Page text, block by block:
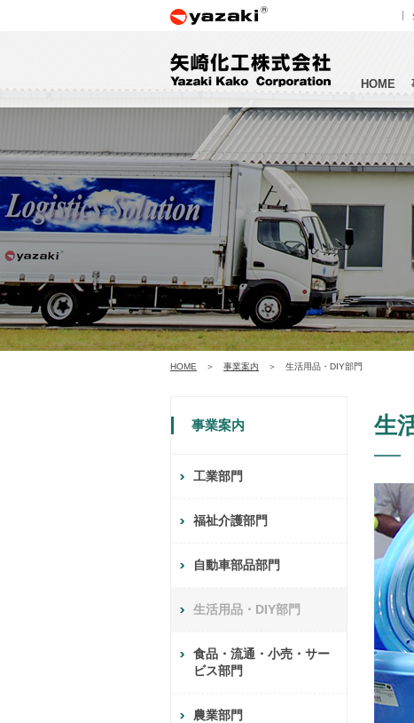
HOME
HOME 事業案内 生活用品・DIY部門
生
事業案内
工業部門
福祉介護部門
自動車部品部門
生活用品・DIY部門
食品・流通・小売・サー
ビス部門
農業部門